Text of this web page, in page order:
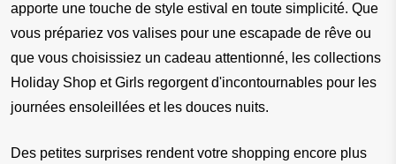
apporte une touche de style estival en toute simplicité. Que
vous prépariez vos valises pour une escapade de rêve ou
que vous choisissiez un cadeau attentionné, les collections
Holiday Shop et Girls regorgent d'incontournables pour les
journées ensoleillées et les douces nuits.
Des petites surprises rendent votre shopping encore plus